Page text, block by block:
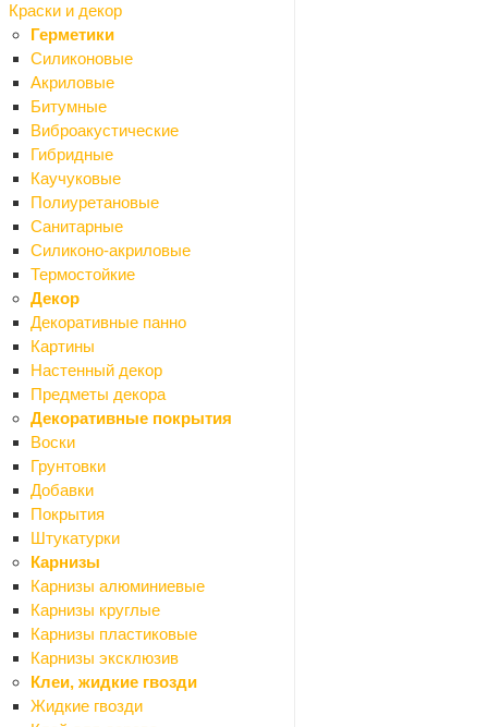
Краски и декор
Герметики
Силиконовые
Акриловые
Битумные
Виброакустические
Гибридные
Каучуковые
Полиуретановые
Санитарные
Силиконо-акриловые
Термостойкие
Декор
Декоративные панно
Картины
Настенный декор
Предметы декора
Декоративные покрытия
Воски
Грунтовки
Добавки
Покрытия
Штукатурки
Карнизы
Карнизы алюминиевые
Карнизы круглые
Карнизы пластиковые
Карнизы эксклюзив
Клеи, жидкие гвозди
Жидкие гвозди
Песок
Цемент
Грунтовки
Затирки для плитки
Кладочная смесь
Наливной пол, стяжка
Плиточный клей
Шпаклевки сухие
Штукатурки сухие
Теплоизоляция и шумоизоляция
Назад
Теплоизоляция и шумоизоляция
Минеральная вата
Пенополистирольные плиты
Поролон и синтепон
Фасадные и кровельные пленки
Древесно-плитные материалы
Назад
Древесно-плитные материалы
ДВП
ОСП (OSB)
Фанера
ЦСП
Шланги резиновые и пвх
Асболист, паронит
Шпаклевки готовые
Назад
Шпаклевки готовые
Для внутренних и наружных работ
Для внутренних работ